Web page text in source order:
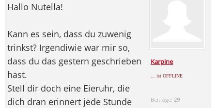
Karpine
... ist OFFLINE
Beiträge: 29
Hallo Nutella!
Kann es sein, dass du zuwenig
trinkst? Irgendiwie war mir so,
dass du das gestern geschrieben
hast.
Stell dir doch eine Eieruhr, die
dich dran erinnert jede Stunde